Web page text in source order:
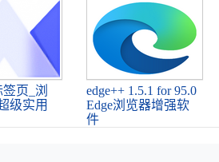
签页_浏
级实用
edge++ 1.5.1 for 95.0
Edge浏览器增强软
件